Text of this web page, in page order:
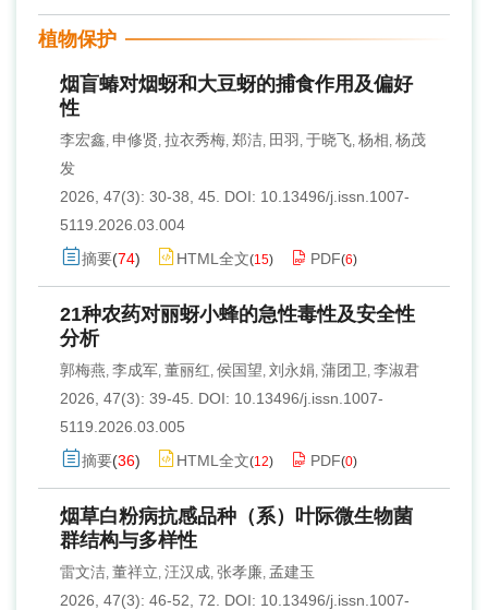
植物保护
烟盲蝽对烟蚜和大豆蚜的捕食作用及偏好
性
李宏鑫, 申修贤, 拉衣秀梅, 郑洁, 田羽 , 于晓飞, 杨相, 杨茂
发
2026, 47(3): 30-38, 45.
DOI: 10.13496/j.issn.1007-
5119.2026.03.004
摘要(74) HTML全文(15) PDF(6)
21种农药对丽蚜小蜂的急性毒性及安全性
分析
郭梅燕, 李成军, 董丽红, 侯国望, 刘永娟, 蒲团卫 , 李淑君
2026, 47(3): 39-45.
DOI: 10.13496/j.issn.1007-
5119.2026.03.005
摘要(36) HTML全文(12) PDF(0)
烟草白粉病抗感品种（系）叶际微生物菌
群结构与多样性
雷文洁, 董祥立, 汪汉成, 张孝廉, 孟建玉
2026, 47(3): 46-52, 72.
DOI: 10.13496/j.issn.1007-